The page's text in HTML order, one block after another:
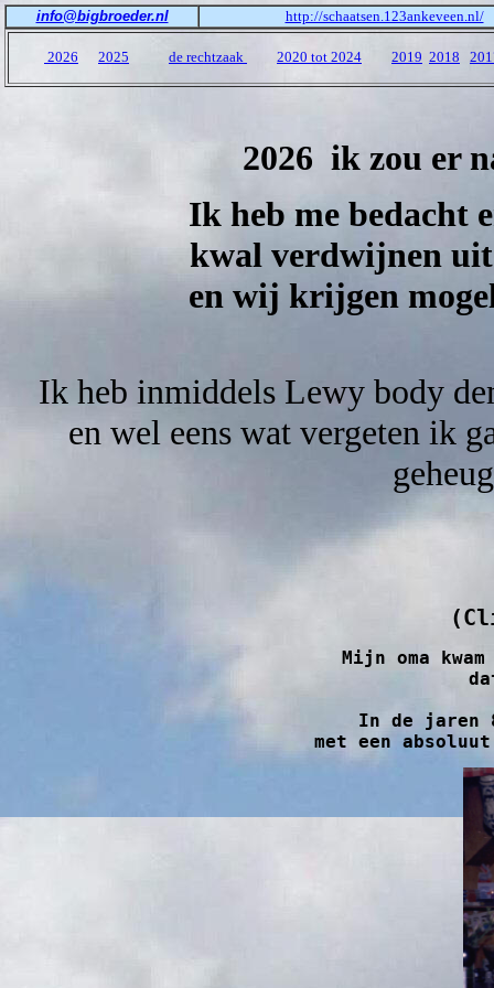
info@bigbroeder.nl http://schaatsen.123ankeveen.nl/
2026 2025 de rechtzaak 2020 tot 2024 2019 2018
2026 ik zou er
Ik heb me bedacht
kwal verdwijnen uit
en wij krijgen
Ik heb inmiddels Lewy body
en wel eens wat vergeten ik
Mijn oma
In de jaren
met een